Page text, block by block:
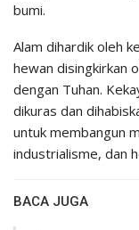
bumi.
Alam dihardik oleh
hewan disingkirkan
dengan Tuhan.
dikuras dan
untuk membangun
industrialisme, dan
BACA JUGA